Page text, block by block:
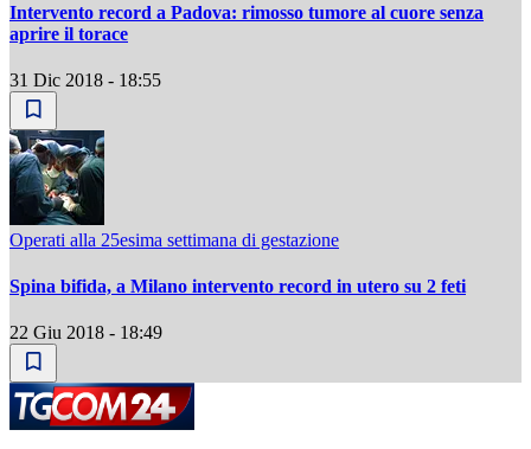
Intervento record a Padova: rimosso tumore al cuore senza
aprire il torace
31 Dic 2018 - 18:55
Operati alla 25esima settimana di gestazione
Spina bifida, a Milano intervento record in utero su 2 feti
22 Giu 2018 - 18:49